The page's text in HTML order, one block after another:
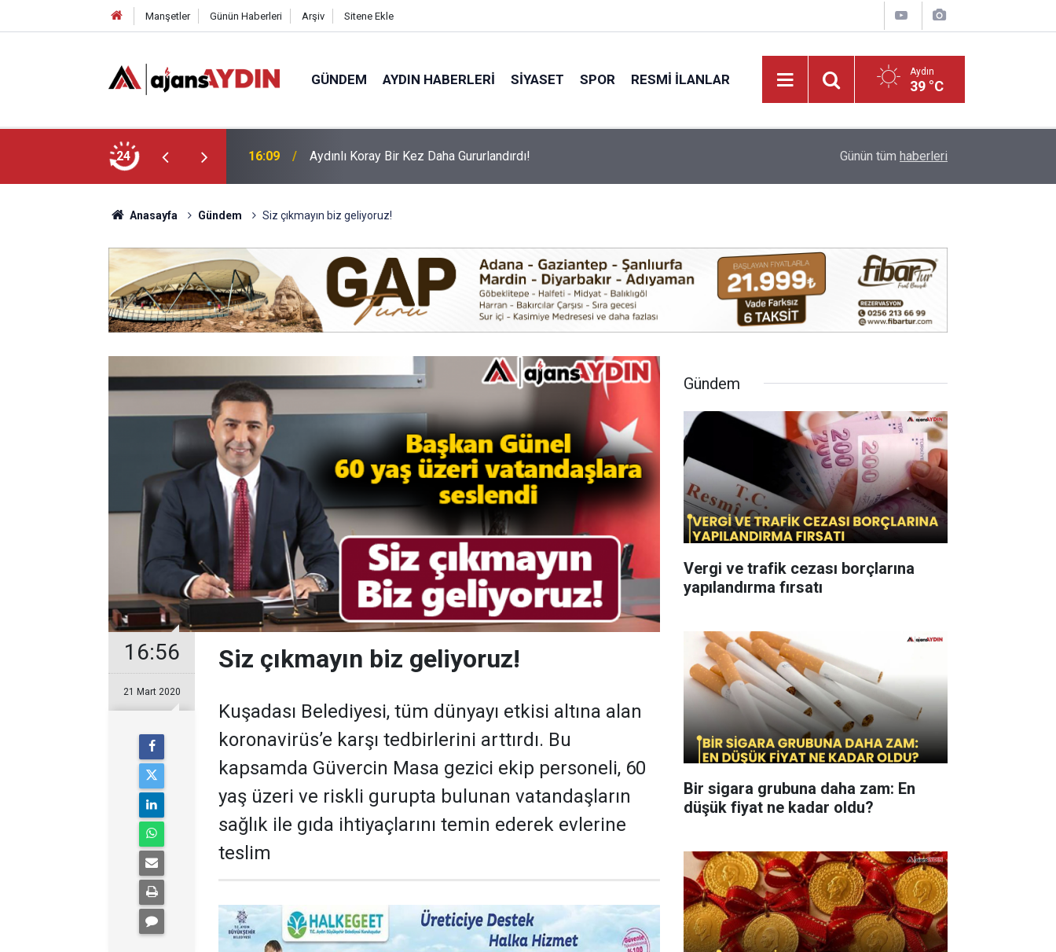
Manşetler Günün Haberleri Arşiv Sitene Ekle
GÜNDEM AYDIN HABERLERI SIYASET SPOR RESMI İLANLAR Aydın
39 °C
24 14:03 7 ilden ülkücü gençler bir araya geldi Başkan Çerçioğlu'ndan Köşk’te Altyapı Yatırımı
Günün tüm haberleri
Anasayfa Gündem Siz çıkmayın biz geliyoruz!
16:56
21 Mart 2020
Siz çıkmayın biz geliyoruz!
Kuşadası Belediyesi, tüm dünyayı etkisi altına alan
koronavirüs’e karşı tedbirlerini arttırdı. Bu
kapsamda Güvercin Masa gezici ekip personeli, 60
yaş üzeri ve riskli gurupta bulunan vatandaşların
sağlık ile gıda ihtiyaçlarını temin ederek evlerine
teslim
Gündem
Vergi ve trafik cezası borçlarına
yapılandırma fırsatı
Bir sigara grubuna daha zam: En
düşük fiyat ne kadar oldu?